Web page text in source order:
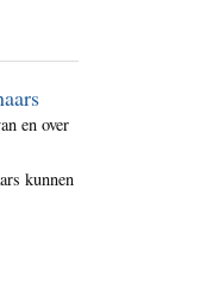
en over
kunnen